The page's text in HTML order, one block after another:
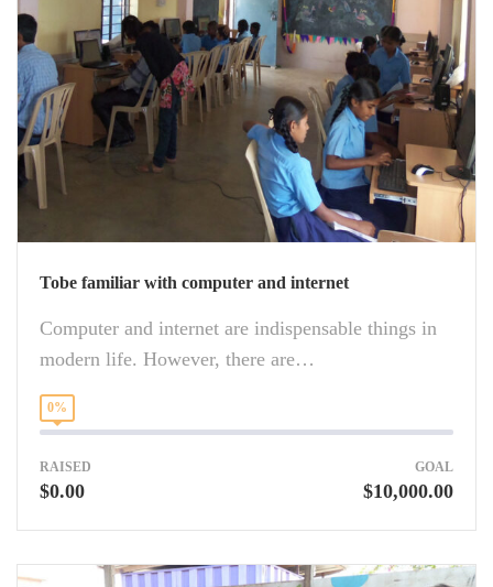
Tobe familiar with computer and internet
Computer and internet are indispensable things in
modern life. However, there are…
0%
RAISED
$0.00
GOAL
$10,000.00